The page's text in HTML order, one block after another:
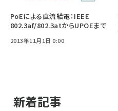
PoEによる直流給電：IEEE
802.3af/802.3atからUPOEまで
2013年11月1日 0:00
新着記事